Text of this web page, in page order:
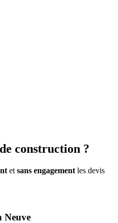
construction ?
et sans engagement les devis
Neuve